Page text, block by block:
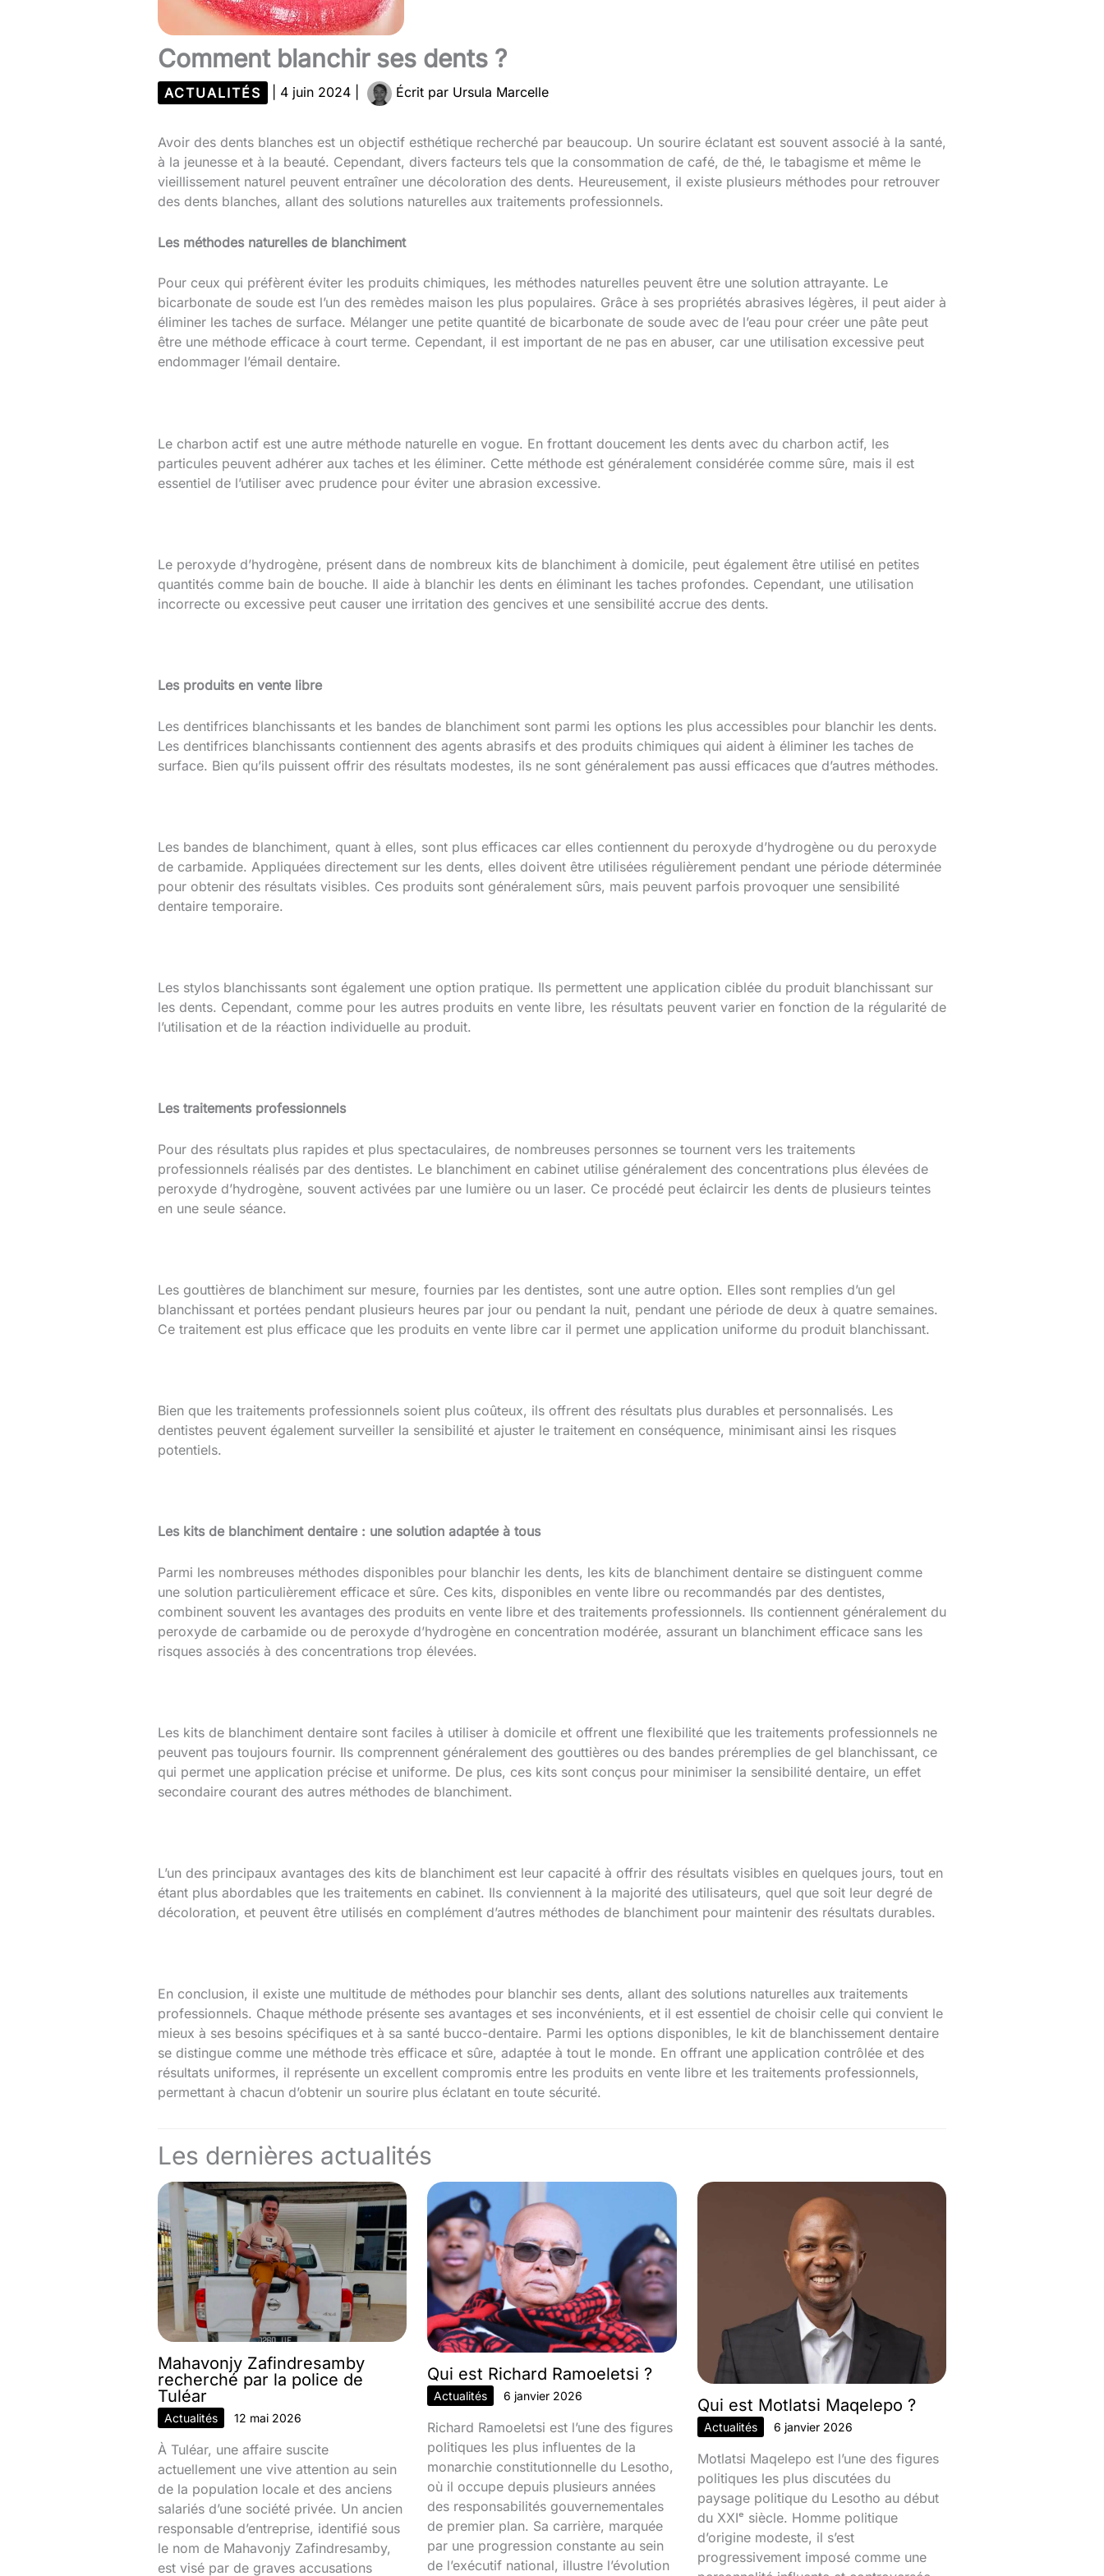
Comment blanchir ses dents ?
ACTUALITÉS 4 juin 2024 Écrit par Ursula Marcelle
Avoir des dents blanches est un objectif esthétique recherché par beaucoup. Un sourire éclatant est souvent associé à la santé,
à la jeunesse et à la beauté. Cependant, divers facteurs tels que la consommation de café, de thé, le tabagisme et même le
vieillissement naturel peuvent entraîner une décoloration des dents. Heureusement, il existe plusieurs méthodes pour retrouver
des dents blanches, allant des solutions naturelles aux traitements professionnels.
Les méthodes naturelles de blanchiment
Pour ceux qui préfèrent éviter les produits chimiques, les méthodes naturelles peuvent être une solution attrayante. Le
bicarbonate de soude est l’un des remèdes maison les plus populaires. Grâce à ses propriétés abrasives légères, il peut aider à
éliminer les taches de surface. Mélanger une petite quantité de bicarbonate de soude avec de l’eau pour créer une pâte peut
être une méthode efficace à court terme. Cependant, il est important de ne pas en abuser, car une utilisation excessive peut
endommager l’émail dentaire.
Le charbon actif est une autre méthode naturelle en vogue. En frottant doucement les dents avec du charbon actif, les
particules peuvent adhérer aux taches et les éliminer. Cette méthode est généralement considérée comme sûre, mais il est
essentiel de l’utiliser avec prudence pour éviter une abrasion excessive.
Le peroxyde d’hydrogène, présent dans de nombreux kits de blanchiment à domicile, peut également être utilisé en petites
quantités comme bain de bouche. Il aide à blanchir les dents en éliminant les taches profondes. Cependant, une utilisation
incorrecte ou excessive peut causer une irritation des gencives et une sensibilité accrue des dents.
Les produits en vente libre
Les dentifrices blanchissants et les bandes de blanchiment sont parmi les options les plus accessibles pour blanchir les dents.
Les dentifrices blanchissants contiennent des agents abrasifs et des produits chimiques qui aident à éliminer les taches de
surface. Bien qu’ils puissent offrir des résultats modestes, ils ne sont généralement pas aussi efficaces que d’autres méthodes.
Les bandes de blanchiment, quant à elles, sont plus efficaces car elles contiennent du peroxyde d’hydrogène ou du peroxyde
de carbamide. Appliquées directement sur les dents, elles doivent être utilisées régulièrement pendant une période déterminée
pour obtenir des résultats visibles. Ces produits sont généralement sûrs, mais peuvent parfois provoquer une sensibilité
dentaire temporaire.
Les stylos blanchissants sont également une option pratique. Ils permettent une application ciblée du produit blanchissant sur
les dents. Cependant, comme pour les autres produits en vente libre, les résultats peuvent varier en fonction de la régularité de
l’utilisation et de la réaction individuelle au produit.
Les traitements professionnels
Pour des résultats plus rapides et plus spectaculaires, de nombreuses personnes se tournent vers les traitements
professionnels réalisés par des dentistes. Le blanchiment en cabinet utilise généralement des concentrations plus élevées de
peroxyde d’hydrogène, souvent activées par une lumière ou un laser. Ce procédé peut éclaircir les dents de plusieurs teintes
en une seule séance.
Les gouttières de blanchiment sur mesure, fournies par les dentistes, sont une autre option. Elles sont remplies d’un gel
blanchissant et portées pendant plusieurs heures par jour ou pendant la nuit, pendant une période de deux à quatre semaines.
Ce traitement est plus efficace que les produits en vente libre car il permet une application uniforme du produit blanchissant.
Bien que les traitements professionnels soient plus coûteux, ils offrent des résultats plus durables et personnalisés. Les
dentistes peuvent également surveiller la sensibilité et ajuster le traitement en conséquence, minimisant ainsi les risques
potentiels.
Les kits de blanchiment dentaire : une solution adaptée à tous
Parmi les nombreuses méthodes disponibles pour blanchir les dents, les kits de blanchiment dentaire se distinguent comme
une solution particulièrement efficace et sûre. Ces kits, disponibles en vente libre ou recommandés par des dentistes,
combinent souvent les avantages des produits en vente libre et des traitements professionnels. Ils contiennent généralement du
peroxyde de carbamide ou de peroxyde d’hydrogène en concentration modérée, assurant un blanchiment efficace sans les
risques associés à des concentrations trop élevées.
Les kits de blanchiment dentaire sont faciles à utiliser à domicile et offrent une flexibilité que les traitements professionnels ne
peuvent pas toujours fournir. Ils comprennent généralement des gouttières ou des bandes préremplies de gel blanchissant, ce
qui permet une application précise et uniforme. De plus, ces kits sont conçus pour minimiser la sensibilité dentaire, un effet
secondaire courant des autres méthodes de blanchiment.
L’un des principaux avantages des kits de blanchiment est leur capacité à offrir des résultats visibles en quelques jours, tout en
étant plus abordables que les traitements en cabinet. Ils conviennent à la majorité des utilisateurs, quel que soit leur degré de
décoloration, et peuvent être utilisés en complément d’autres méthodes de blanchiment pour maintenir des résultats durables.
En conclusion, il existe une multitude de méthodes pour blanchir ses dents, allant des solutions naturelles aux traitements
professionnels. Chaque méthode présente ses avantages et ses inconvénients, et il est essentiel de choisir celle qui convient le
mieux à ses besoins spécifiques et à sa santé bucco-dentaire. Parmi les options disponibles, le kit de blanchissement dentaire
se distingue comme une méthode très efficace et sûre, adaptée à tout le monde. En offrant une application contrôlée et des
résultats uniformes, il représente un excellent compromis entre les produits en vente libre et les traitements professionnels,
permettant à chacun d’obtenir un sourire plus éclatant en toute sécurité.
Les dernières actualités
Mahavonjy Zafindresamby
recherché par la police de
Tuléar
Actualités 12 mai 2026
À Tuléar, une affaire suscite
actuellement une vive attention au sein
de la population locale et des anciens
salariés d’une société privée. Un ancien
responsable d’entreprise, identifié sous
le nom de Mahavonjy Zafindresamby,
est visé par de graves accusations
Qui est Richard Ramoeletsi ?
Actualités 6 janvier 2026
Richard Ramoeletsi est l’une des figures
politiques les plus influentes de la
monarchie constitutionnelle du Lesotho,
où il occupe depuis plusieurs années
des responsabilités gouvernementales
de premier plan. Sa carrière, marquée
par une progression constante au sein
de l’exécutif national, illustre l’évolution
Qui est Motlatsi Maqelepo ?
Actualités 6 janvier 2026
Motlatsi Maqelepo est l’une des figures
politiques les plus discutées du
paysage politique du Lesotho au début
du XXIᵉ siècle. Homme politique
d’origine modeste, il s’est
progressivement imposé comme une